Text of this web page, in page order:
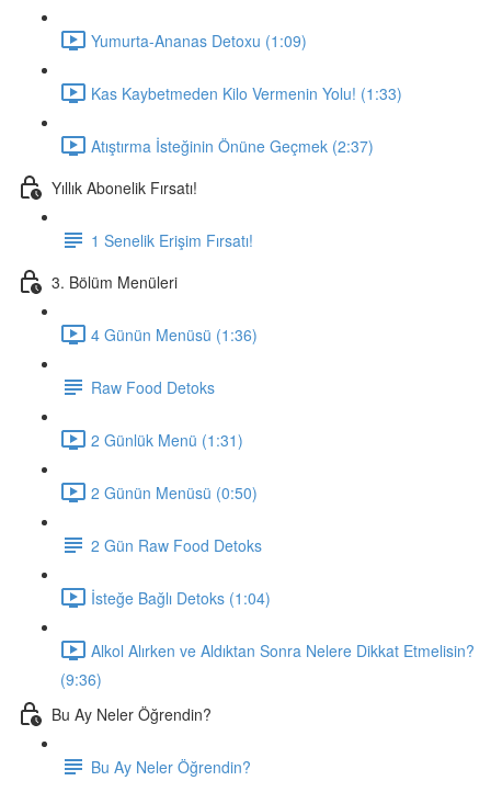
Yumurta-Ananas Detoxu (1:09)
Kas Kaybetmeden Kilo Vermenin Yolu! (1:33)
Atıştırma İsteğinin Önüne Geçmek (2:37)
Yıllık Abonelik Fırsatı!
1 Senelik Erişim Fırsatı!
3. Bölüm Menüleri
4 Günün Menüsü (1:36)
Raw Food Detoks
2 Günlük Menü (1:31)
2 Günün Menüsü (0:50)
2 Gün Raw Food Detoks
İsteğe Bağlı Detoks (1:04)
Alkol Alırken ve Aldıktan Sonra Nelere Dikkat Etmelisin?
(9:36)
Bu Ay Neler Öğrendin?
Bu Ay Neler Öğrendin?